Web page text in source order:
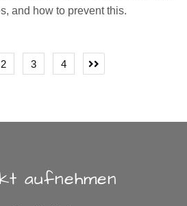
and how to prevent this.
2 3 4
aufnehmen